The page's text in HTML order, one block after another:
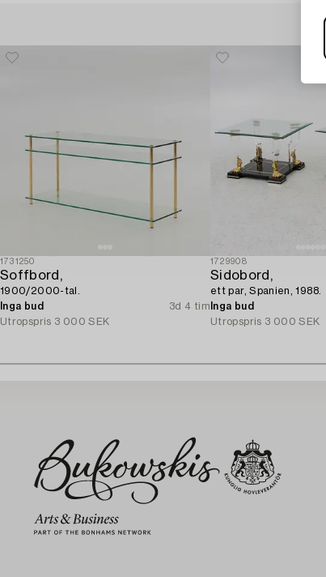
1731250
Soffbord,
1900/2000-tal.
Inga bud
3d 4 tim
Utropspris 3 000 SEK
1729908
Sidobord,
ett par, Spanien, 1988.
Inga bud
Utropspris 3 000 SEK